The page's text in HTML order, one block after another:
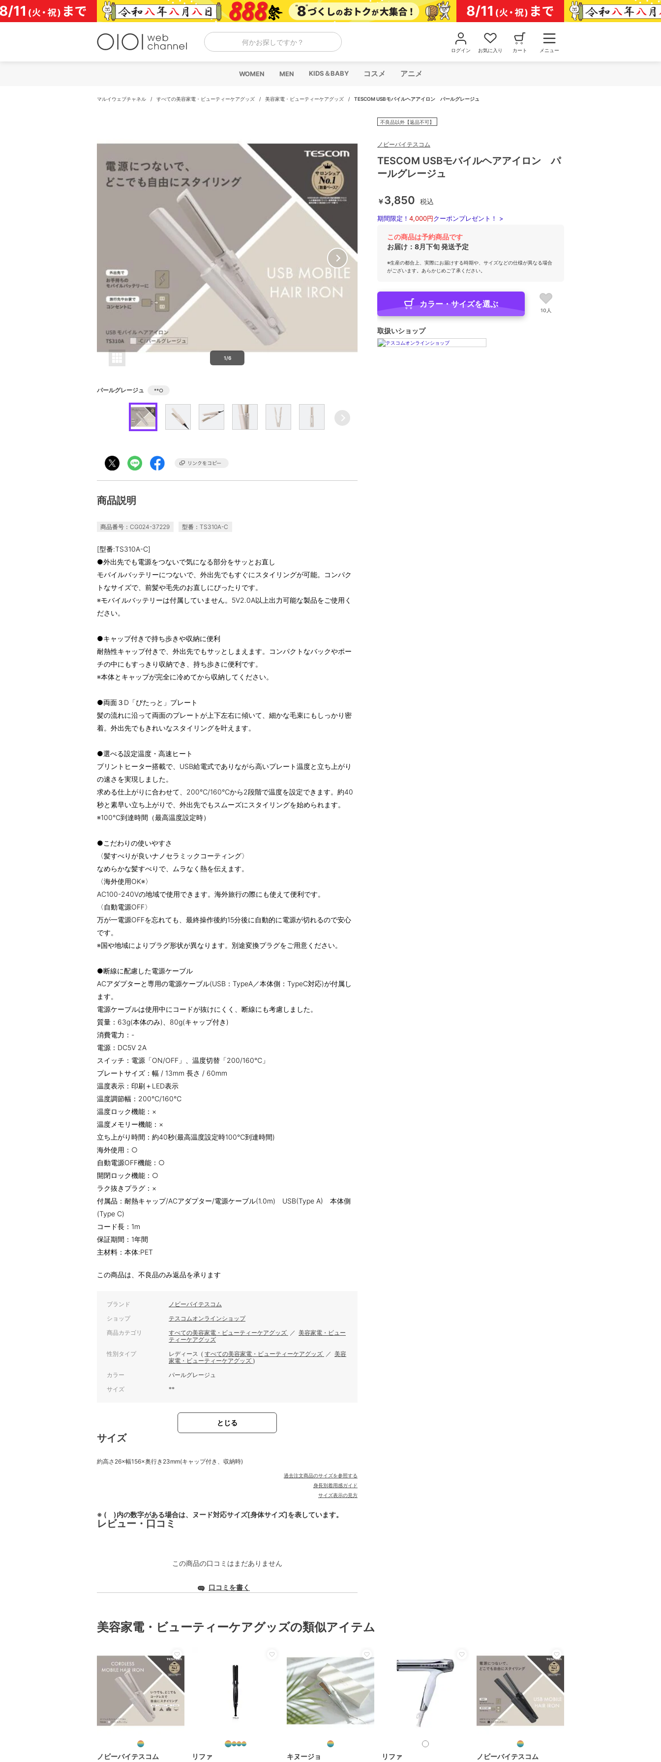
コ
ン
テ
何かお探しですか？
ログイン お気に入り カート メニュー
WOMEN MEN KIDS＆BABY コスメ アニメ
マルイウェブチャネル / すべての美容家電・ビューティーケアグッズ / 美容家電・ビューティーケアグッズ / TESCOM USBモバイルヘアアイロン パールグレージュ
1/6
パールグレージュ **○
商品説明
商品番号：CG024-37229 型番：TS310A-C
[型番:TS310A-C]
●外出先でも電源をつないで気になる部分をサッとお直し
モバイルバッテリーにつないで、外出先でもすぐにスタイリングが可能。コンパク
トなサイズで、前髪や毛先のお直しにぴったりです。
※モバイルバッテリーは付属していません。5V2.0A以上出力可能な製品をご使用く
ださい。
●キャップ付きで持ち歩きや収納に便利
耐熱性キャップ付きで、外出先でもサッとしまえます。コンパクトなバックやポー
チの中にもすっきり収納でき、持ち歩きに便利です。
※本体とキャップが完全に冷めてから収納してください。
●両面３D「ぴたっと」プレート
髪の流れに沿って両面のプレートが上下左右に傾いて、細かな毛束にもしっかり密
着。外出先でもきれいなスタイリングを叶えます。
●選べる設定温度・高速ヒート
プリントヒーター搭載で、USB給電式でありながら高いプレート温度と立ち上がり
の速さを実現しました。
求める仕上がりに合わせて、200℃/160℃から2段階で温度を設定できます。約40
秒と素早い立ち上がりで、外出先でもスムーズにスタイリングを始められます。
※100℃到達時間（最高温度設定時）
●こだわりの使いやすさ
〈髪すべりが良いナノセラミックコーティング〉
なめらかな髪すべりで、ムラなく熱を伝えます。
〈海外使用OK※〉
AC100-240Vの地域で使用できます。海外旅行の際にも使えて便利です。
〈自動電源OFF〉
万が一電源OFFを忘れても、最終操作後約15分後に自動的に電源が切れるので安心
です。
※国や地域によりプラグ形状が異なります。別途変換プラグをご用意ください。
●断線に配慮した電源ケーブル
ACアダプターと専用の電源ケーブル(USB：TypeA／本体側：TypeC対応)が付属し
ます。
電源ケーブルは使用中にコードが抜けにくく、断線にも考慮しました。
質量：63g(本体のみ)、80g(キャップ付き)
消費電力：-
電源：DC5V 2A
スイッチ：電源「ON/OFF」、温度切替「200/160℃」
プレートサイズ：幅 / 13mm 長さ / 60mm
温度表示：印刷＋LED表示
温度調節幅：200℃/160℃
温度ロック機能：×
温度メモリー機能：×
立ち上がり時間：約40秒(最高温度設定時100℃到達時間)
海外使用：○
自動電源OFF機能：○
開閉ロック機能：○
ラク抜きプラグ：×
付属品：耐熱キャップ/ACアダプター/電源ケーブル(1.0m) USB(Type A) 本体側
(Type C)
コード長：1m
保証期間：1年間
主材料：本体:PET
この商品は、不良品のみ返品を承ります
ブランド ノビーバイテスコム
ショップ テスコムオンラインショップ
商品カテゴリ すべての美容家電・ビューティーケアグッズ ／ 美容家電・ビュー
ティーケアグッズ
性別タイプ レディース ( すべての美容家電・ビューティーケアグッズ ／ 美容
家電・ビューティーケアグッズ )
カラー パールグレージュ
サイズ **
とじる
サイズ
約高さ26×幅156×奥行き23mm(キャップ付き、収納時)
過去注文商品のサイズを参照する
身長別着用感ガイド
サイズ表示の見方
※ ( )内の数字がある場合は、ヌード対応サイズ[身体サイズ]を表しています。
レビュー・口コミ
この商品の口コミはまだありません
口コミを書く
不良品以外【返品不可】
ノビーバイテスコム
TESCOM USBモバイルヘアアイロン パ
ールグレージュ
￥3,850 税込
期間限定！ 4,000円クーポンプレゼント！ >
この商品は予約商品です
お届け： 8月下旬発送予定
※生産の都合上、実際にお届けする時期や、サイズなどの仕様が異なる場合
がございます。あらかじめご了承ください。
カラー・サイズを選ぶ
10人
取扱いショップ
美容家電・ビューティーケアグッズの類似アイテム
ノビーバイテスコム リファ キヌージョ リファ ノビーバイテスコム